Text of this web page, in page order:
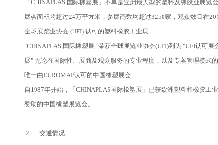
「CHINAPLAS 国际橡塑展」不单是亚洲最大型的塑料及橡胶业展
展会面积均超过24万平方米，参展商数均超过3250家，观众数目在
全球展览业协会 (UFI) 认可的塑料橡胶工业展
"CHINAPLAS 国际橡塑展" 荣获全球展览业协会(UFI)列为 "UFI认可
展" 无论在国际性、展商及观众服务的专业程度，以及专案管理模式
唯一由EUROMAP认可的中国橡塑展会
自1987年开始，「CHINAPLAS国际橡塑展」已获欧洲塑料和橡胶工
赞助的中国橡塑展览会。
2. 交通情况